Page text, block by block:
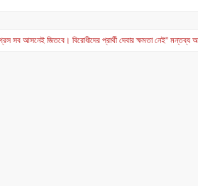
সব আসনেই জিতবে। বিরোধীদের প্রার্থী দেবার ক্ষমতা নেই” মন্তব্য